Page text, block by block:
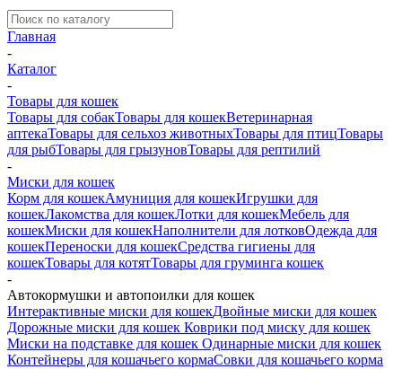
Главная
-
Каталог
-
Товары для кошек
Товары для собакТовары для кошекВетеринарная
аптекаТовары для сельхоз животныхТовары для птицТовары
для рыбТовары для грызуновТовары для рептилий
-
Миски для кошек
Корм для кошекАмуниция для кошекИгрушки для
кошекЛакомства для кошекЛотки для кошекМебель для
кошекМиски для кошекНаполнители для лотковОдежда для
кошекПереноски для кошекСредства гигиены для
кошекТовары для котятТовары для груминга кошек
-
Автокормушки и автопоилки для кошек
Интерактивные миски для кошекДвойные миски для кошек
Дорожные миски для кошек Коврики под миску для кошек
Миски на подставке для кошек Одинарные миски для кошек
Контейнеры для кошачьего кормаСовки для кошачьего корма